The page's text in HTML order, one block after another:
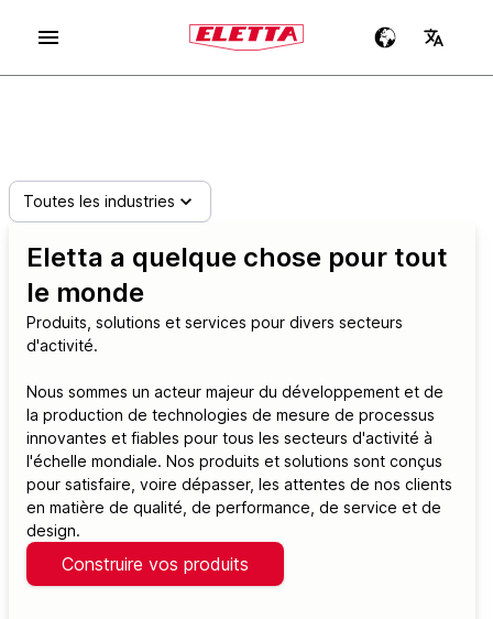
Toutes les industries
Eletta a quelque chose pour tout
le monde
Produits, solutions et services pour divers secteurs
d'activité.
Nous sommes un acteur majeur du développement et de
la production de technologies de mesure de processus
innovantes et fiables pour tous les secteurs d'activité à
l'échelle mondiale. Nos produits et solutions sont conçus
pour satisfaire, voire dépasser, les attentes de nos clients
en matière de qualité, de performance, de service et de
design.
Construire vos produits